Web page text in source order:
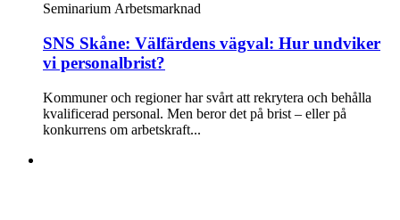
Seminarium Arbetsmarknad
SNS Skåne: Välfärdens vägval: Hur undviker
vi personalbrist?
Kommuner och regioner har svårt att rekrytera och behålla
kvalificerad personal. Men beror det på brist – eller på
konkurrens om arbetskraft...